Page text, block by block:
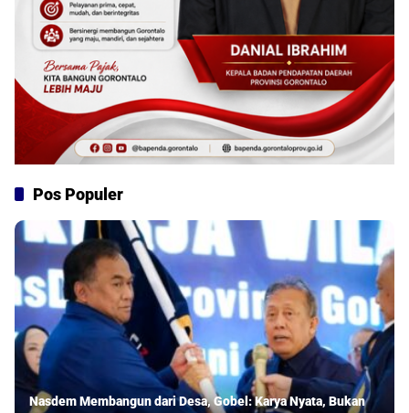
Pos Populer
Nasdem Membangun dari Desa, Gobel: Karya Nyata, Bukan